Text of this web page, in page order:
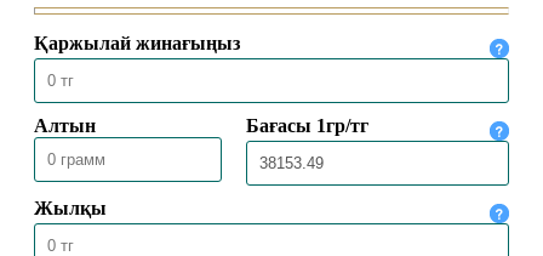
04.08.2026 2045
БАС МҮФТИ ТӨРАЛҚА МӘЖІЛІСІН
ӨТКІЗДІ
31.07.2026